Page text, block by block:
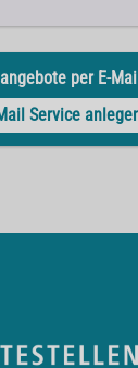
per E-
Service